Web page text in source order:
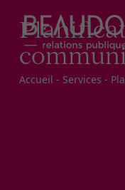
Fil d'Ariane
Accueil - Services -